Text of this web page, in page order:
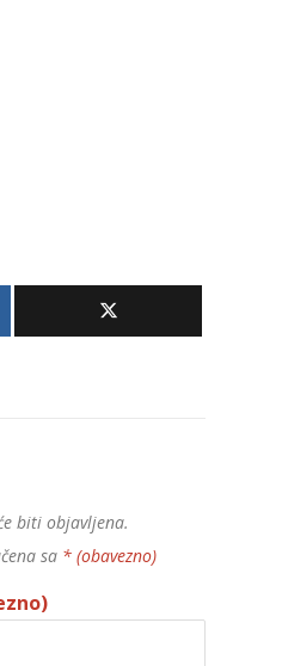
biti objavljena.
sa * (obavezno)